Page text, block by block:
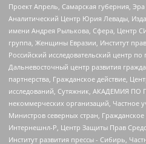
Проект Апрель, Самарская губерния,
Аналитический Центр Юрия Левады,
имени Андрея Рылькова, Сфера, Центр
группа, Женщины Евразии, Институт
Российский исследовательский центр по
Дальневосточный центр развития
партнерства, Гражданское действие,
исследований, Сутяжник, АКАДЕМИЯ
некоммерческих организаций, Частное
Министров северных стран, Гражданское
Интернешнл-Р, Центр Защиты Прав
Институт развития прессы - Сибирь,